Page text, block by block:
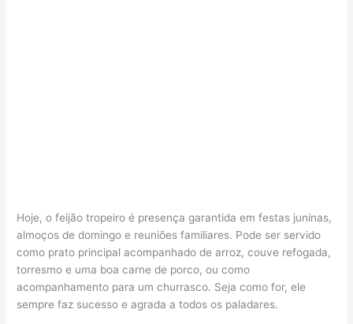
Hoje, o feijão tropeiro é presença garantida em festas juninas,
almoços de domingo e reuniões familiares. Pode ser servido
como prato principal acompanhado de arroz, couve refogada,
torresmo e uma boa carne de porco, ou como
acompanhamento para um churrasco. Seja como for, ele
sempre faz sucesso e agrada a todos os paladares.